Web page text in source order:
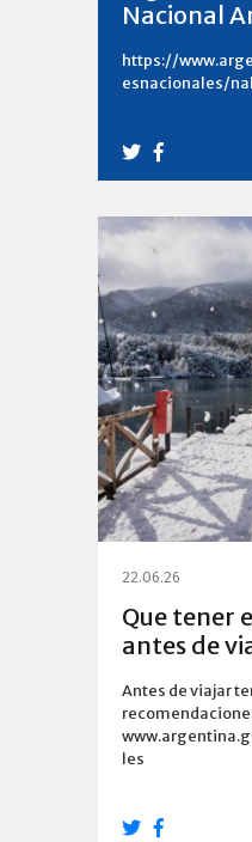
Nacional
https://
esnacionales/
22.06.26
Que tener
antes de
Antes de viajar
les